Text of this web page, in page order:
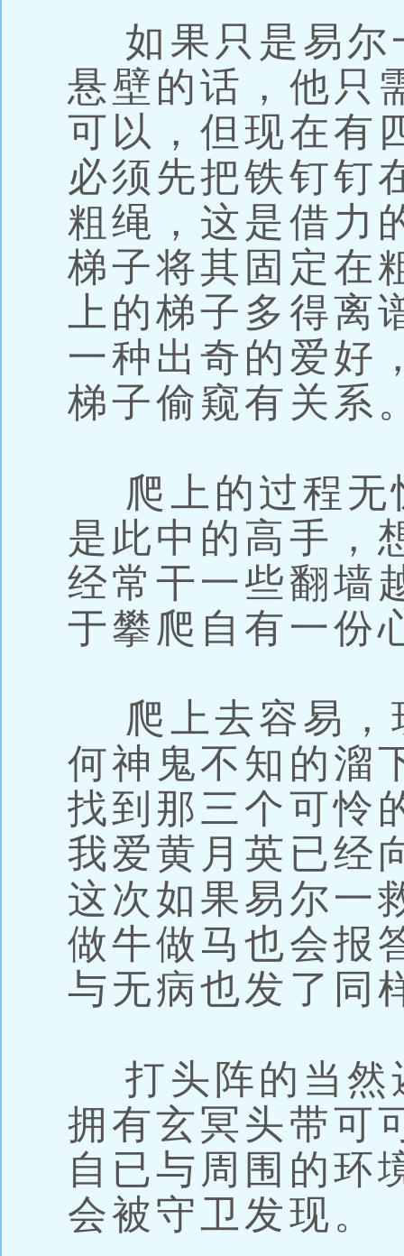
如果只是易尔
悬壁的话，他只
可以，但现在有
必须先把铁钉钉
粗绳，这是借力
梯子将其固定在
上的梯子多得
一种出奇的爱好
梯子偷窥有关系
爬上的过程无
是此中的高手，
经常干一些翻墙
于攀爬自有一份
爬上去容易，
何神鬼不知的溜
找到那三个可怜
我爱黄月英已经
这次如果易尔一
做牛做马也会报
与无病也发了同
打头阵的当然
拥有玄冥头带可
自已与周围的环
会被守卫发现。